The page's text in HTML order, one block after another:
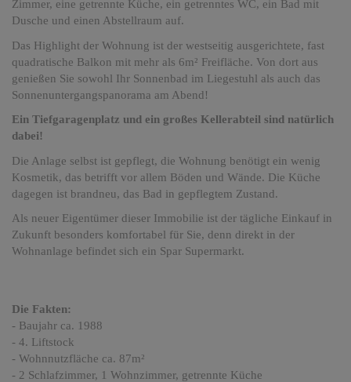
Zimmer, eine getrennte Küche, ein getrenntes WC, ein Bad mit
Dusche und einen Abstellraum auf.
Das Highlight der Wohnung ist der westseitig ausgerichtete, fast
quadratische Balkon mit mehr als 6m² Freifläche. Von dort aus
genießen Sie sowohl Ihr Sonnenbad im Liegestuhl als auch das
Sonnenuntergangspanorama am Abend!
Ein Tiefgaragenplatz und ein großes Kellerabteil sind natürlich
dabei!
Die Anlage selbst ist gepflegt, die Wohnung benötigt ein wenig
Kosmetik, das betrifft vor allem Böden und Wände. Die Küche
dagegen ist brandneu, das Bad in gepflegtem Zustand.
Als neuer Eigentümer dieser Immobilie ist der tägliche Einkauf in
Zukunft besonders komfortabel für Sie, denn direkt in der
Wohnanlage befindet sich ein Spar Supermarkt.
Die Fakten:
- Baujahr ca. 1988
- 4. Liftstock
- Wohnnutzfläche ca. 87m²
- 2 Schlafzimmer, 1 Wohnzimmer, getrennte Küche